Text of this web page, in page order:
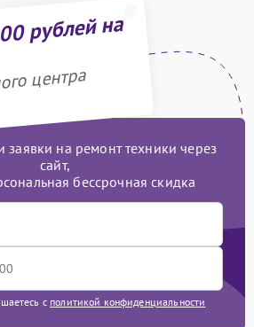
рублей на
центра
на ремонт техники через
сайт,
бессрочная скидка
с политикой конфиденциальности